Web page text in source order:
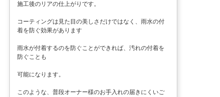
施工後のリアの仕上がりです。
コーティングは見た目の美しさだけではなく、雨水の付
着を防ぐ効果があります
雨水が付着するのを防ぐことができれば、汚れの付着を
防ぐことも
可能になります。
このような、普段オーナー様のお手入れの届きにくいご